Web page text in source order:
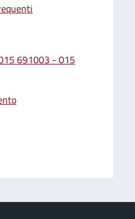
691003 - 015